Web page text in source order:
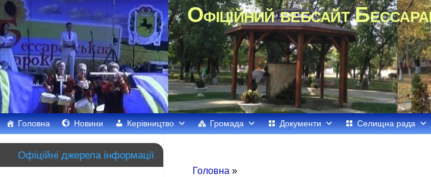
Офіційний вебсайт
Головна Новини Керівництво Громада Документи Селищна рада
Головна »
Офіційні джерела інформації